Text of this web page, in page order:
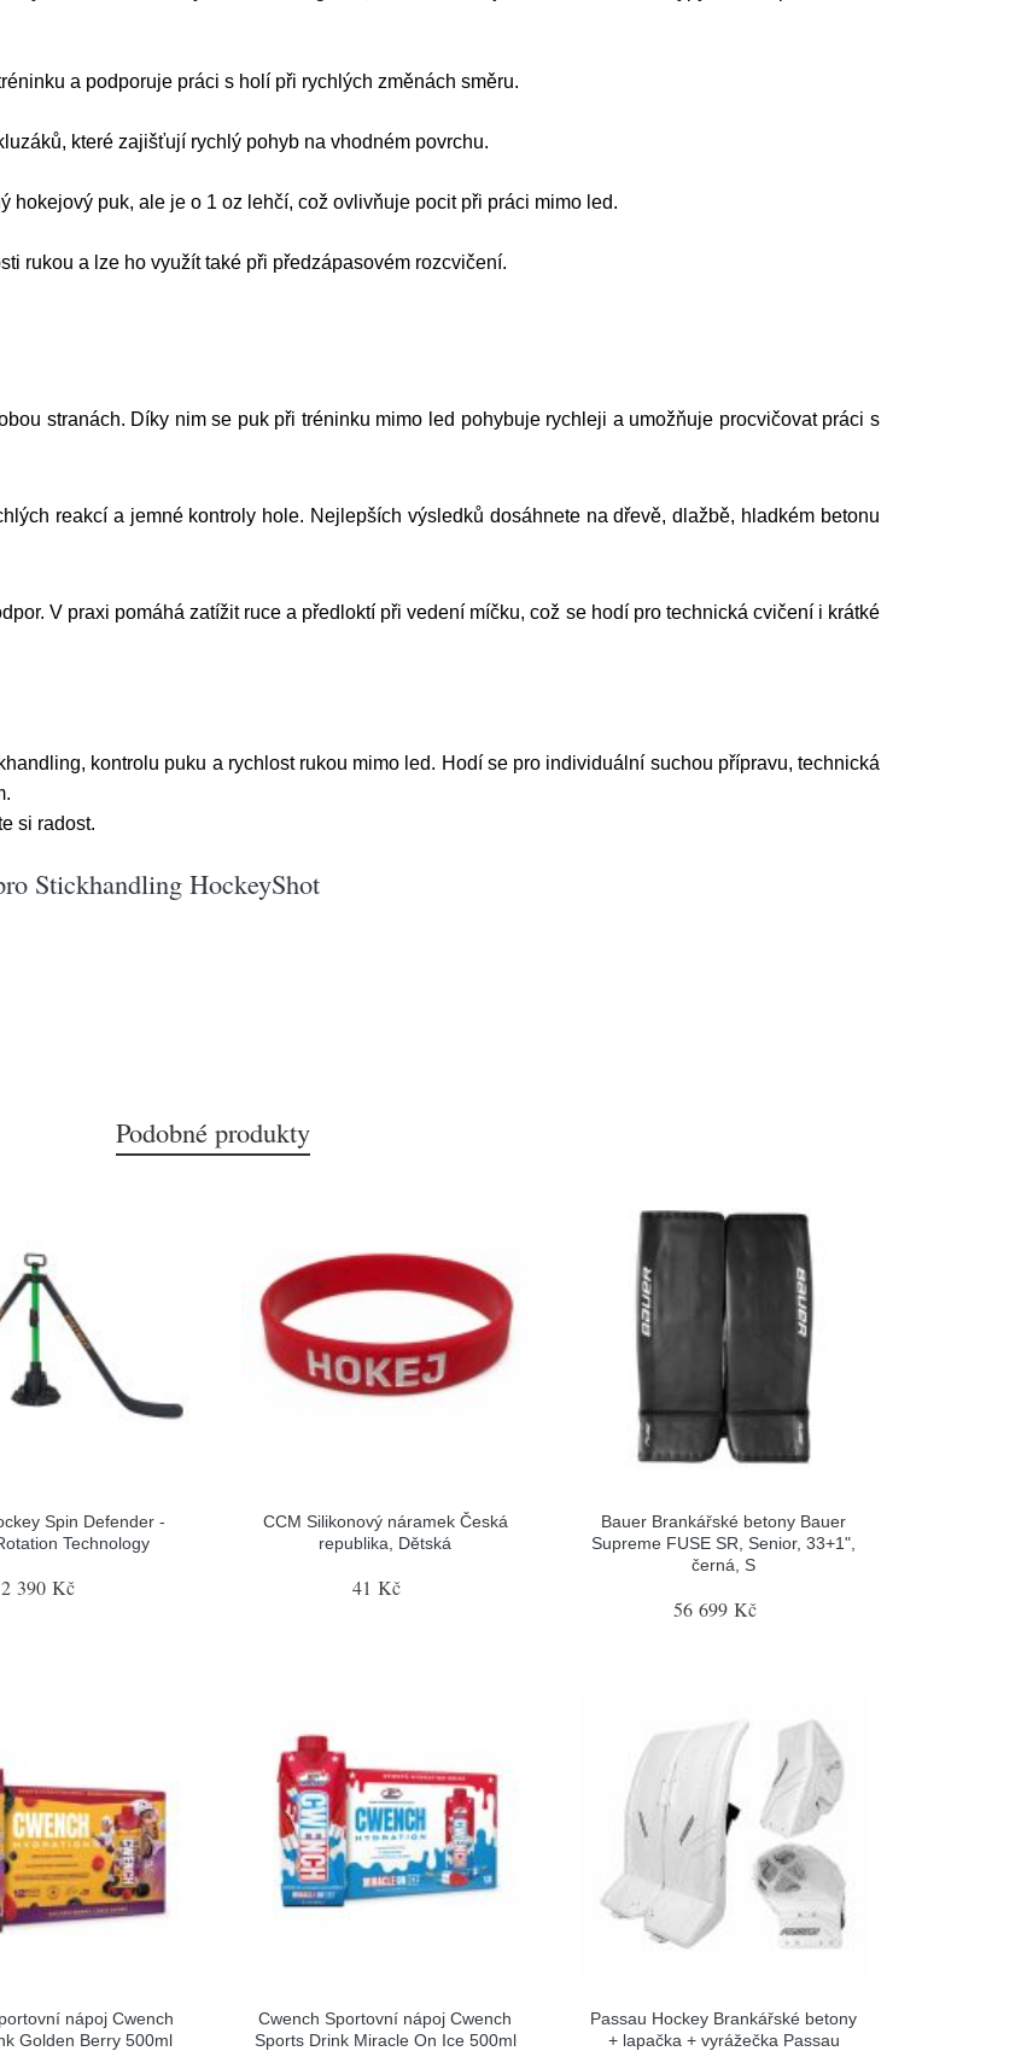
a podporuje práci s holí při rychlých změnách směru.
které zajišťují rychlý pohyb na vhodném povrchu.
hokejový puk, ale je o 1 oz lehčí, což ovlivňuje pocit při práci mimo led.
rukou a lze ho využít také při předzápasovém rozcvičení.
stranách. Díky nim se puk při tréninku mimo led pohybuje rychleji a umožňuje procvičovat práci s
reakcí a jemné kontroly hole. Nejlepších výsledků dosáhnete na dřevě, dlažbě, hladkém betonu
V praxi pomáhá zatížit ruce a předloktí při vedení míčku, což se hodí pro technická cvičení i krátké
kontrolu puku a rychlost rukou mimo led. Hodí se pro individuální suchou přípravu, technická
si radost.
Stickhandling HockeyShot
Podobné produkty
Spin Defender -
Technology
2 390 Kč
CCM Silikonový náramek Česká
republika, Dětská
41 Kč
Bauer Brankářské betony Bauer
Supreme FUSE SR, Senior, 33+1",
černá, S
56 699 Kč
nápoj Cwench
Golden Berry 500ml
Cwench Sportovní nápoj Cwench
Sports Drink Miracle On Ice 500ml
Passau Hockey Brankářské betony
+ lapačka + vyrážečka Passau